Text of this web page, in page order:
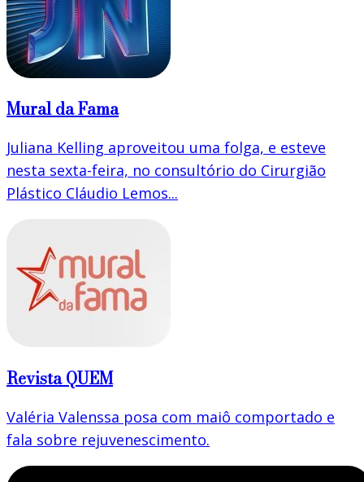
Mural da Fama
Juliana Kelling aproveitou uma folga, e esteve
nesta sexta-feira, no consultório do Cirurgião
Plástico Cláudio Lemos...
Revista QUEM
Valéria Valenssa posa com maiô comportado e
fala sobre rejuvenescimento.